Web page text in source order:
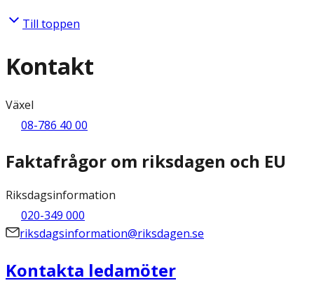
Till toppen
Kontakt
Växel
08-786 40 00
Faktafrågor om riksdagen och EU
Riksdagsinformation
020-349 000
riksdagsinformation@riksdagen.se
Kontakta ledamöter